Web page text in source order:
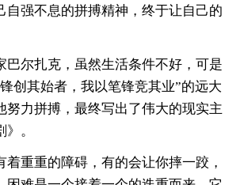
自强不息的拼搏精神，终于让自己的
巴尔扎克，虽然生活条件不好，可是
创其始者，我以笔锋竞其业”的远大
努力拼搏，最终写出了伟大的现实主
。
着重重的障碍，有的会让你摔一跤，